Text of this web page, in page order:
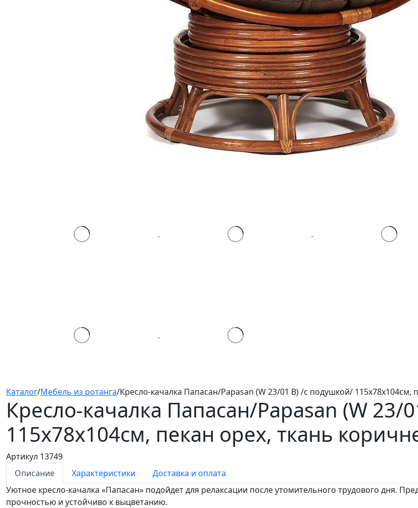
Каталог/Мебель из ротанга/Кресло-качалка Папасан/Papasan (W 23/01 B) /с подушкой/
Кресло-качалка Папасан/Papasan (W 23/
115х78х104см, пекан орех, ткань
Артикул 13749
Описание
Характеристики
Доставка и оплата
Уютное кресло-качалка «Папасан» подойдет для релаксации после утомительного трудового дня.
прочностью и устойчиво к выцветанию.